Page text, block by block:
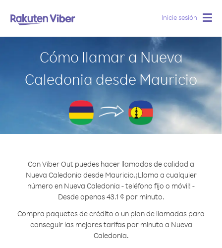
Inicie sesión
Cómo llamar a Nueva
Caledonia desde Mauricio
Con Viber Out puedes hacer llamadas de calidad a
Nueva Caledonia desde Mauricio.¡Llama a cualquier
número en Nueva Caledonia - teléfono fijo o móvil! -
Desde apenas 43.1 ¢ por minuto.
Compra paquetes de crédito o un plan de llamadas para
conseguir las mejores tarifas por minuto a Nueva
Caledonia.